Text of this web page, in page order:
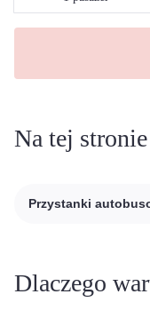
Na tej stronie
Przystanki
Dlaczego